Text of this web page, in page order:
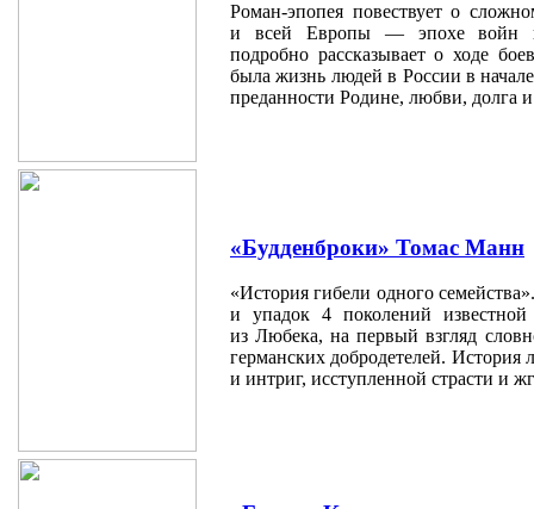
Роман-эпопея повествует о
и всей Европы — эпохе войн
подробно рассказывает о ходе
была жизнь людей в России в
преданности Родине, любви, долга
«Будденброки» Томас Манн
«История гибели одного
и упадок 4 поколений
из Любека, на первый взгляд
германских добродетелей. История
и интриг, исступленной страсти и